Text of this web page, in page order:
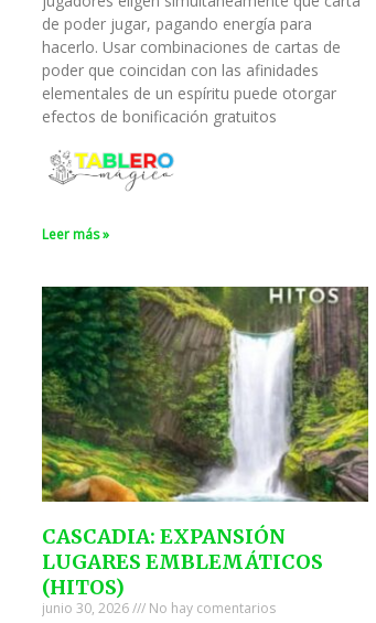
de poder jugar, pagando energía para
hacerlo. Usar combinaciones de cartas de
poder que coincidan con las afinidades
elementales de un espíritu puede otorgar
efectos de bonificación gratuitos
Leer más »
CASCADIA: EXPANSIÓN
LUGARES EMBLEMÁTICOS
(HITOS)
junio 30, 2026 No hay comentarios